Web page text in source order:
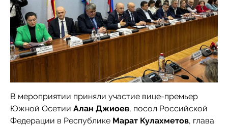
В мероприятии приняли участие вице-премьер
Южной Осетии Алан Джиоев, посол Российской
Федерации в Республике Марат Кулахметов, глава